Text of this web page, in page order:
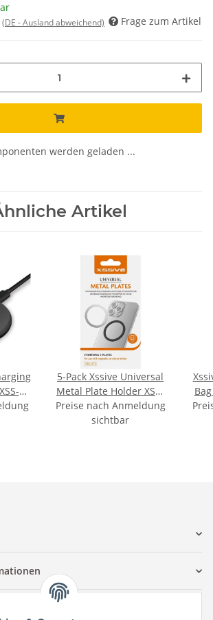
(DE - Ausland abweichend) Frage zum Artikel
werden geladen ...
Artikel
5-Pack Xssive Universal
Metal Plate Holder XSS-
MT2
Preise nach Anmeldung
sichtbar